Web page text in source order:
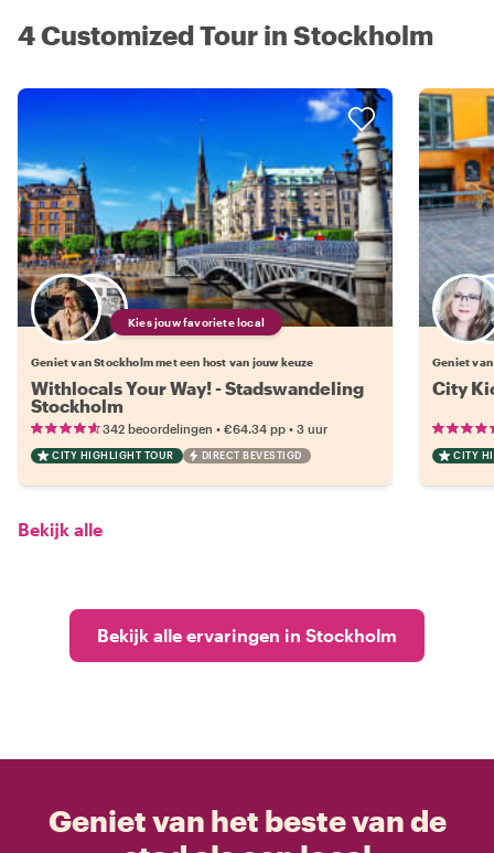
4 Customized Tour in Stockholm
Kies jouw favoriete local
Geniet van Stockholm met een host van jouw keuze
Withlocals Your Way! - Stadswandeling
Stockholm
342 beoordelingen • €64.34 pp • 3 uur
CITY HIGHLIGHT TOUR DIRECT BEVESTIGD
Geniet
City
CITY
Bekijk alle
Bekijk alle ervaringen in Stockholm
Geniet van het beste van de